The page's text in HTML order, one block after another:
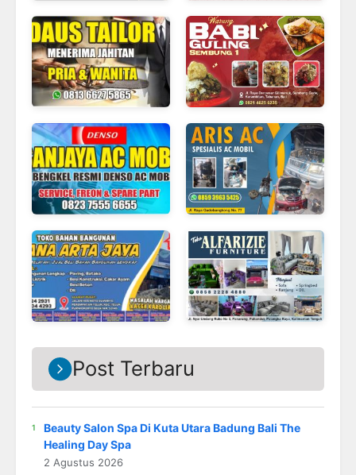
Post Terbaru
Beauty Salon Spa Di Kuta Utara Badung Bali The
Healing Day Spa
2 Agustus 2026